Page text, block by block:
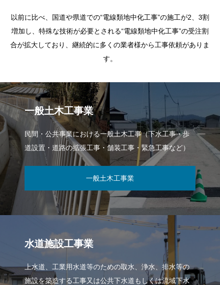
以前に比べ、国道や県道での“電線類地中化工事”の施工が2、3割
増加し、特殊な技術が必要とされる“電線類地中化工事”の受注割
合が拡大しており、継続的に多くの業者様から工事依頼がありま
す。
一般土木工事業
民間・公共事業における一般土木工事（下水工事・歩
道設置・道路の拡張工事・舗装工事・緊急工事など）
一般土木工事業
水道施設工事業
上水道、工業用水道等のための取水、浄水、排水等の
施設を築造する工事又は公共下水道もしくは流域下水